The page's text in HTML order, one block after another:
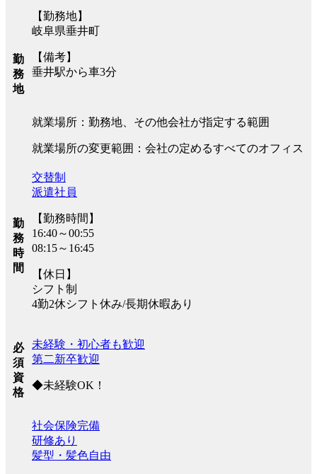
勤
務
地
【勤務地】
岐阜県垂井町
【備考】
垂井駅から車3分
就業場所：勤務地、その他会社が指定する範囲
就業場所の変更範囲：会社の定めるすべてのオフィス
勤
務
時
間
交替制
派遣社員
【勤務時間】
16:40～00:55
08:15～16:45
【休日】
シフト制
4勤2休シフト休み/長期休暇あり
必
須
資
格
未経験・初心者も歓迎
第二新卒歓迎
◆未経験OK！
社会保険完備
研修あり
髪型・髪色自由